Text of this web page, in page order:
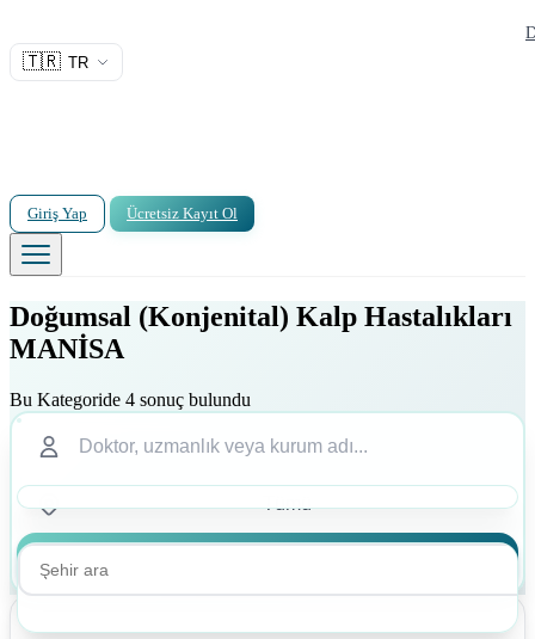
🇹🇷 TR
Giriş Yap Ücretsiz Kayıt Ol
Doğumsal (Konjenital) Kalp Hastalıkları
MANİSA
Bu Kategoride 4 sonuç bulundu